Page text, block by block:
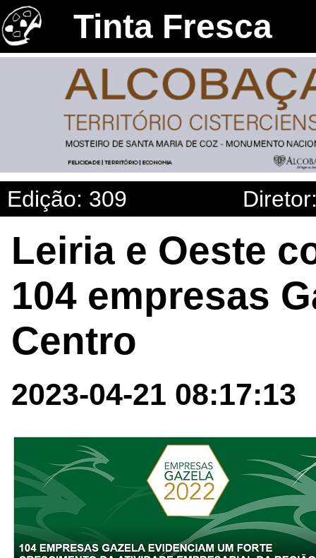
Tinta Fresca
Edição: 309
Leiria e Oeste
104 empresas
Centro
2023-04-21 08:17:13